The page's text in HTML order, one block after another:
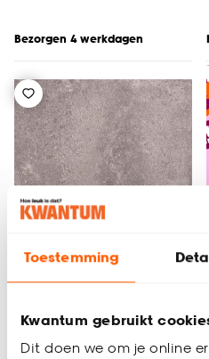
Toestemming
Kwantum gebruikt
Dit doen we om je online
Bezorgen 4 werkdagen
Plak PVC Riverton Grijs
Tegel XL Plank